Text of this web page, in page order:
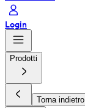
Login
Prodotti
Torna indietro